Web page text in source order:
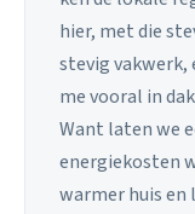
hier, met die
stevig vakwerk,
me vooral in
Want laten we
energiekosten
warmer huis en